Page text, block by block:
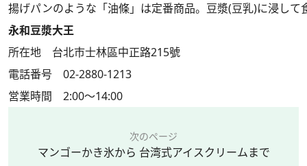
揚げパンのような「油條」は定番商品。豆漿(豆乳)に浸して
永和豆漿大王
所在地 台北市士林區中正路215號
電話番号 02-2880-1213
営業時間 2:00～14:00
次のページ
マンゴーかき氷から 台湾式アイスクリームまで